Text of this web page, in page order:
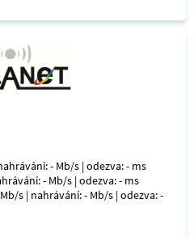
- Mb/s | odezva: - ms
- Mb/s | odezva: - ms
s | nahrávání: - Mb/s | odezva: -